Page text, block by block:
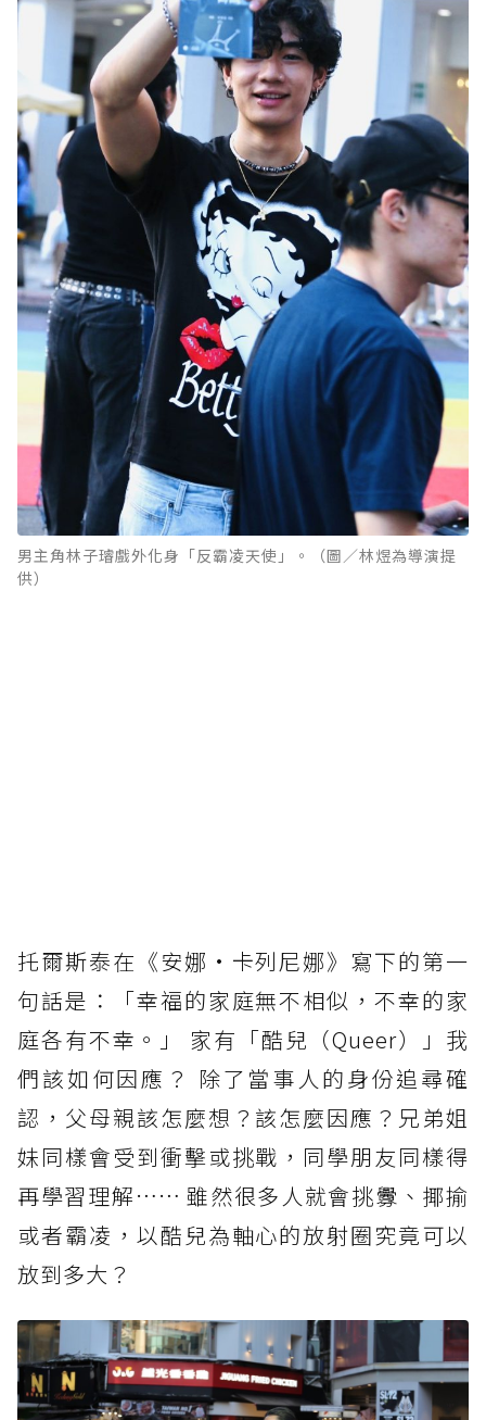
男主角林子璿戲外化身「反霸凌天使」。（圖／林煜為導演提
供）
托爾斯泰在《安娜•卡列尼娜》寫下的第一
句話是：「幸福的家庭無不相似，不幸的家
庭各有不幸。」 家有「酷兒（Queer）」我
們該如何因應？ 除了當事人的身份追尋確
認，父母親該怎麼想？該怎麼因應？兄弟姐
妹同樣會受到衝擊或挑戰，同學朋友同樣得
再學習理解…… 雖然很多人就會挑釁、揶揄
或者霸凌，以酷兒為軸心的放射圈究竟可以
放到多大？